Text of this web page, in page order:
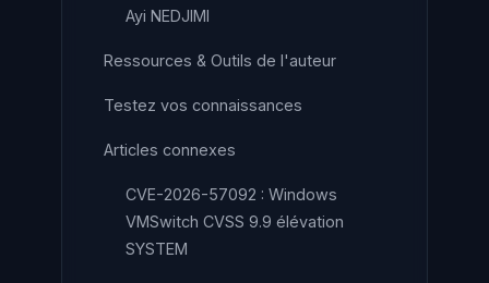
Ayi NEDJIMI
Ressources & Outils de l'auteur
Testez vos connaissances
Articles connexes
CVE-2026-57092 : Windows
VMSwitch CVSS 9.9 élévation
SYSTEM